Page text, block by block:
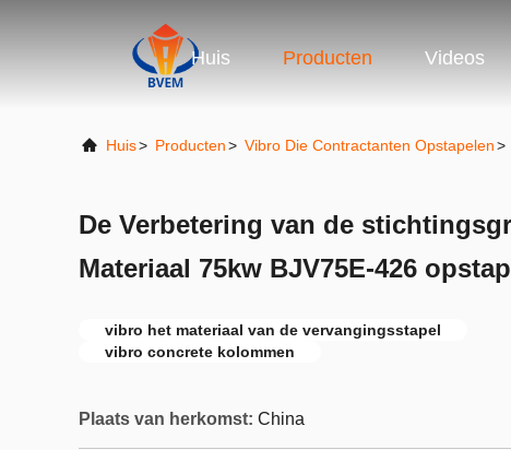
Huis Producten Videos
Huis> Producten> Vibro Die Contractanten Opstapelen>
De Verbetering van de
Materiaal 75kw BJV75E-426
vibro het materiaal van de vervangingsstapel
vibro concrete kolommen
Plaats van herkomst: China